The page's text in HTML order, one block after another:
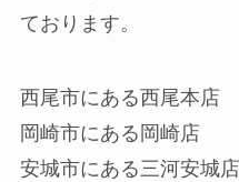
ております。
西尾市にある西尾本店
岡崎市にある岡崎店
安城市にある三河安城店